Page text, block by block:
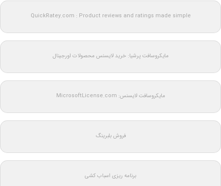
QuickRatey.com : Product reviews and ratings made simple
مایکروسافت پرشیا: خرید لایسنس محصولات اورجینال
مایکروسافت لایسنس: MicrosoftLicense.com
فروش بلبرینگ
برنامه ریزی اسباب کشی